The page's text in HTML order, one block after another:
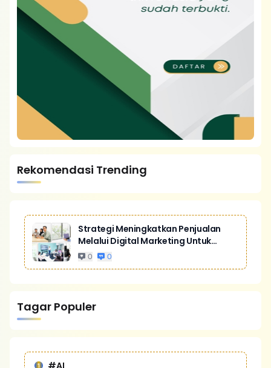
Rekomendasi Trending
Strategi Meningkatkan Penjualan
Melalui Digital Marketing Untuk
Bisnis Yang Lebih Kompetitif
0 0
Tagar Populer
#AI